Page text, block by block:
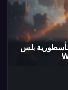
بلس